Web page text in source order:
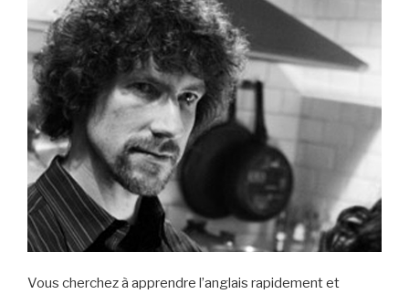
Vous cherchez à apprendre l’anglais rapidement et